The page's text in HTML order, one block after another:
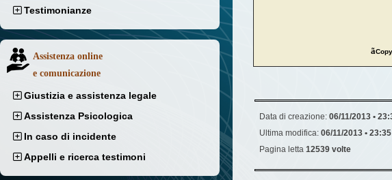
Testimonianze
Assistenza online
e comunicazione
Giustizia e assistenza legale
Assistenza Psicologica
In caso di incidente
Appelli e ricerca testimoni
ã
Data di creazione: 06/11/2013 •
Ultima modifica: 06/11/2013 • 23:35
Pagina letta 12539 volte